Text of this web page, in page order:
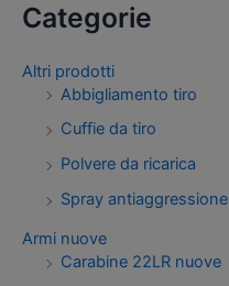
Categorie
Altri prodotti
Abbigliamento tiro
Cuffie da tiro
Polvere da ricarica
Spray antiaggressione
Armi nuove
Carabine 22LR nuove